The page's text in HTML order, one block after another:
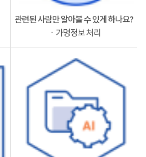
관련된 사람만 알아볼 수 있게 하나요?
ㆍ가명정보 처리